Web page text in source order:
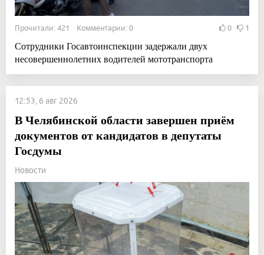
Прочитали: 421 Комментарии: 0 0 1
Сотрудники Госавтоинспекции задержали двух
несовершеннолетних водителей мототранспорта
12:53, 6 авг 2026
В Челябинской области завершен приём
документов от кандидатов в депутаты
Госдумы
Новости